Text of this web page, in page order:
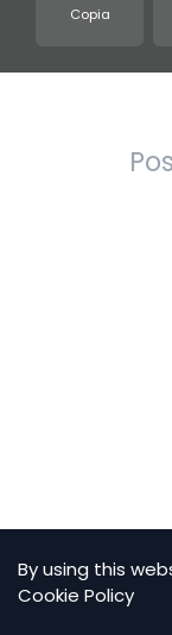
Copia
Diritto d'autore ©
By using this
Cookie Policy